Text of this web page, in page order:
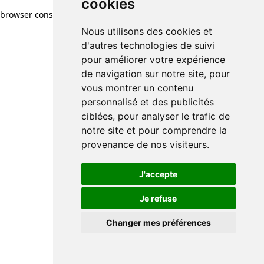
cookies
Nous utilisons des cookies et
d'autres technologies de suivi
pour améliorer votre expérience
de navigation sur notre site, pour
vous montrer un contenu
personnalisé et des publicités
ciblées, pour analyser le trafic de
notre site et pour comprendre la
provenance de nos visiteurs.
J'accepte
Je refuse
Changer mes préférences
browser console for more information)